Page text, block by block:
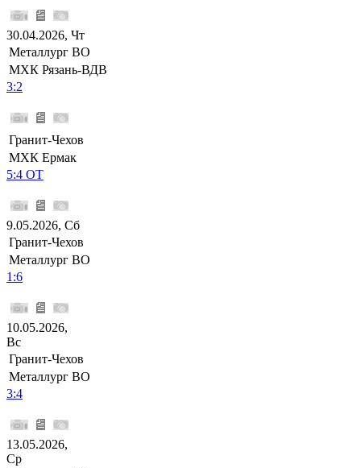
30.04.2026, Чт
Металлург ВО
МХК Рязань-ВДВ
3:2
Гранит-Чехов
МХК Ермак
5:4 ОТ
9.05.2026, Сб
Гранит-Чехов
Металлург ВО
1:6
10.05.2026,
Вс
Гранит-Чехов
Металлург ВО
3:4
13.05.2026,
Ср